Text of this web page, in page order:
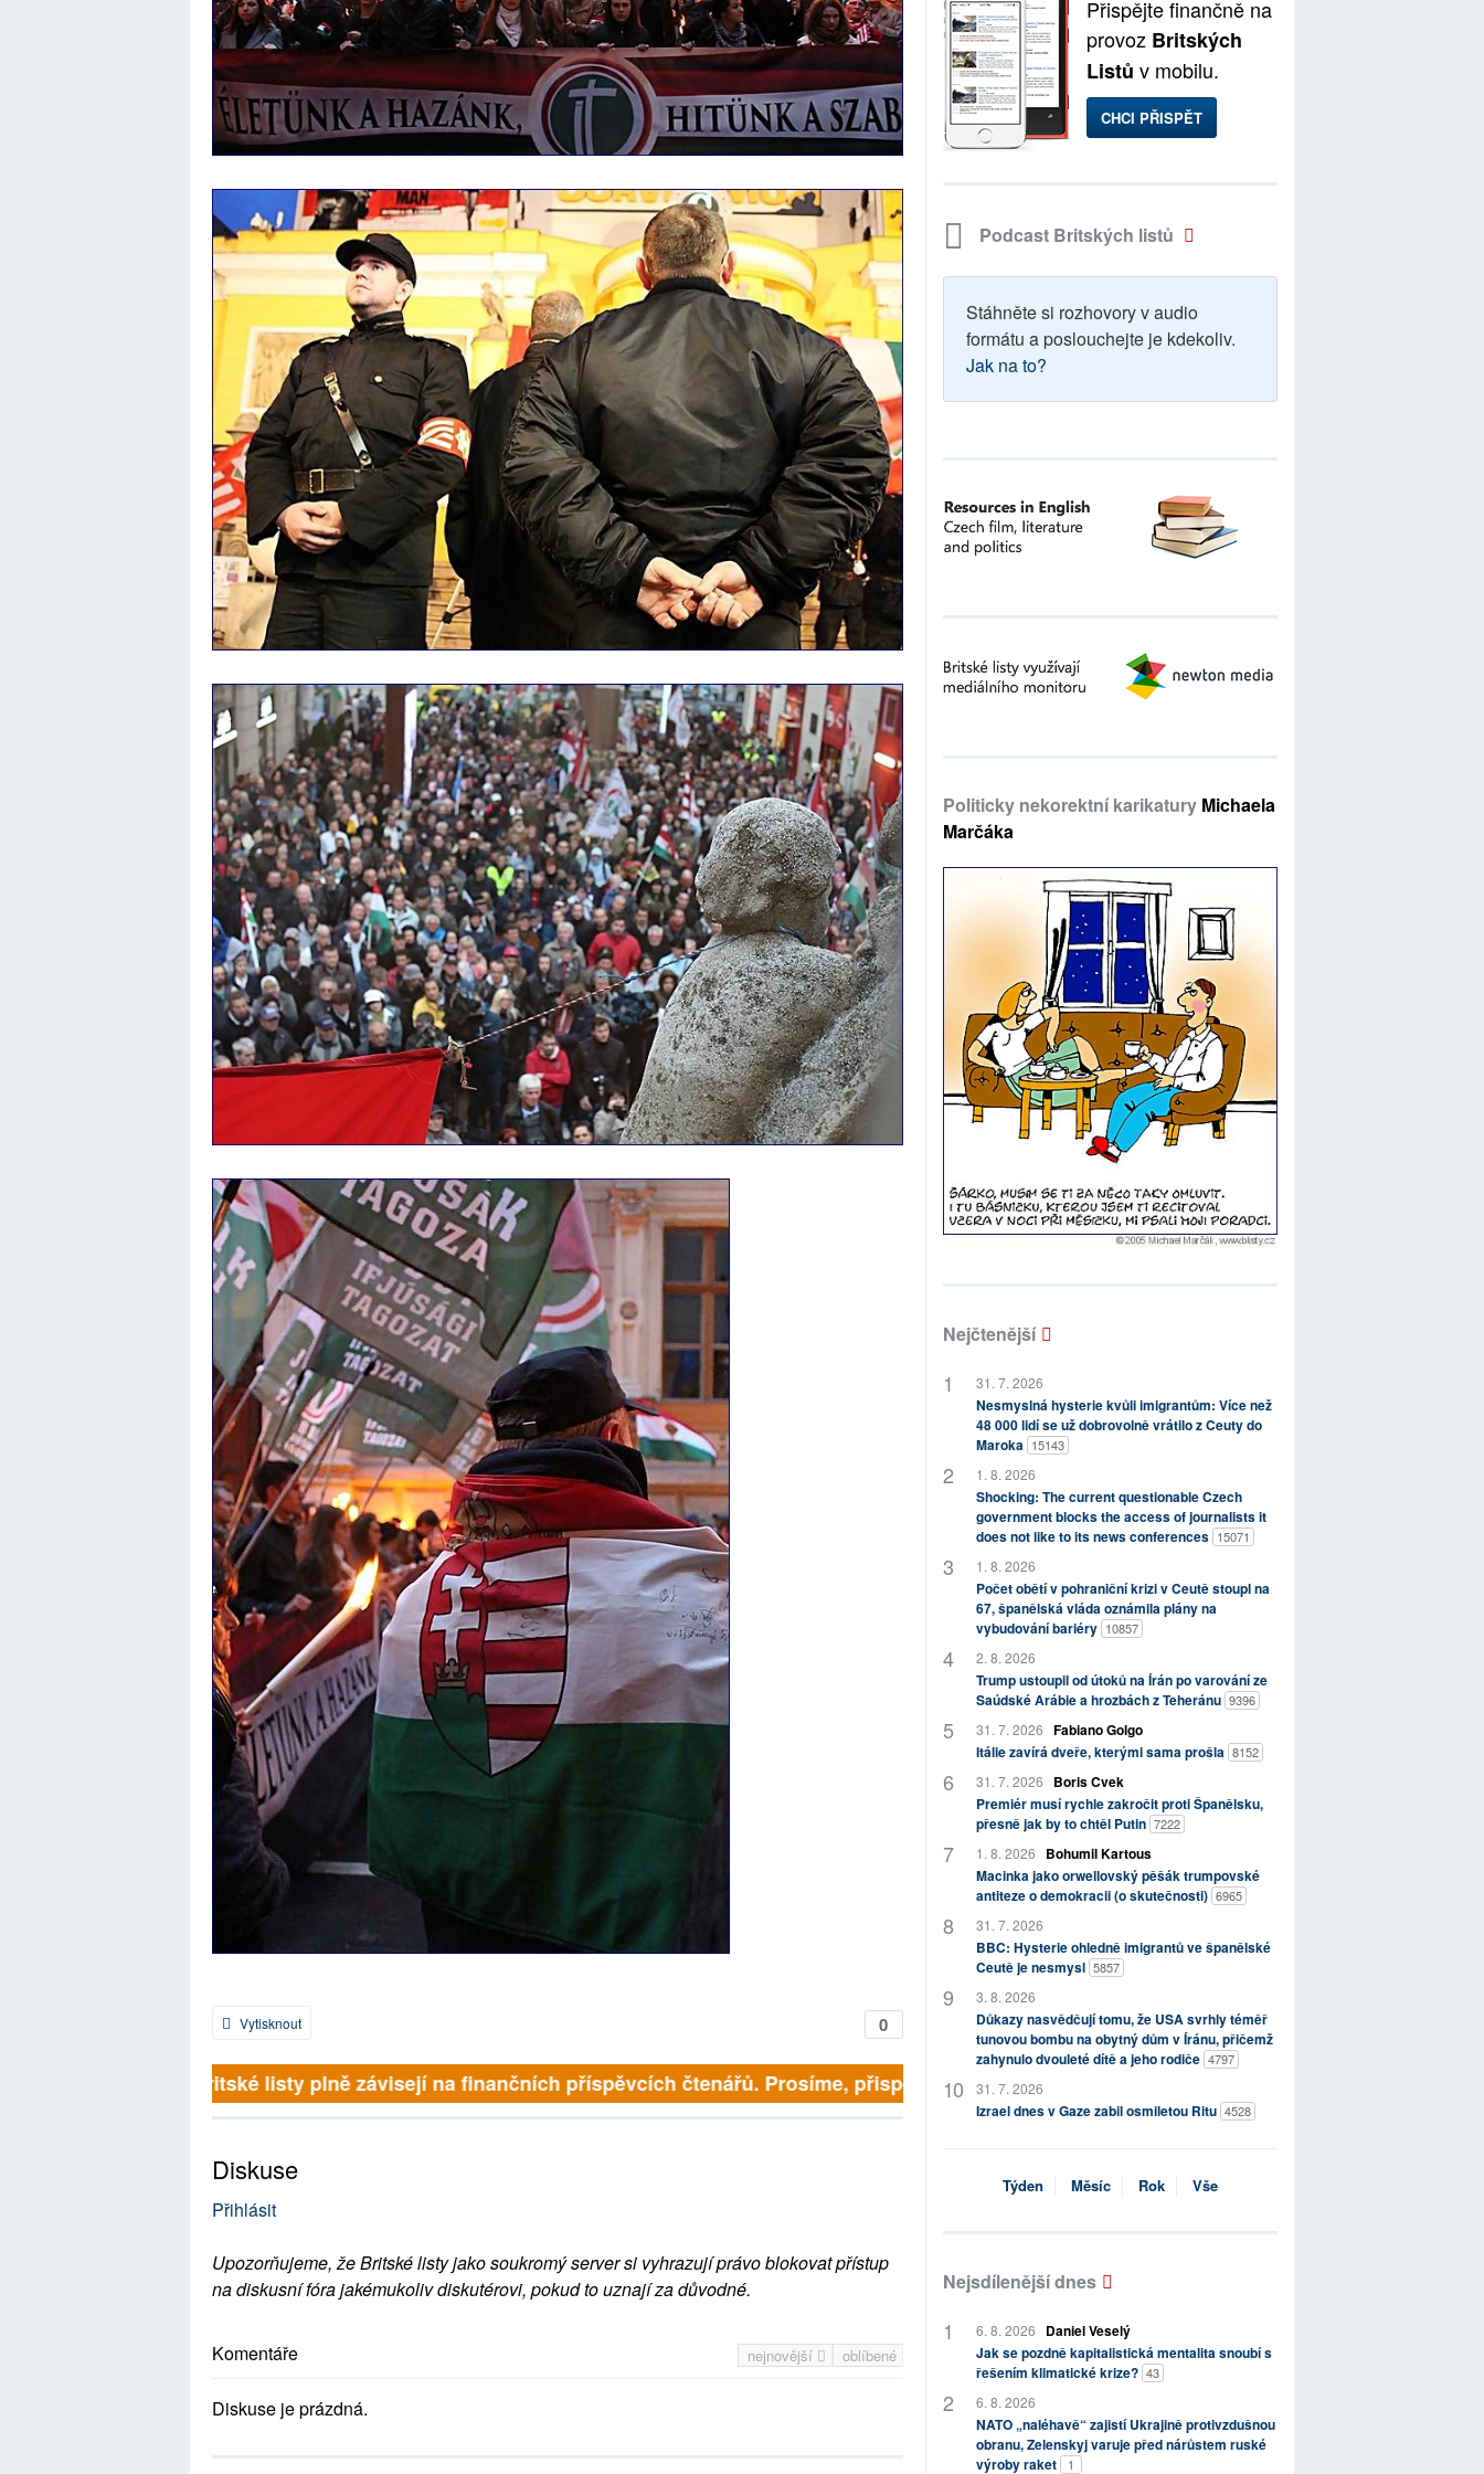
0
Vytisknout
Britské listy plně závisejí na finančních příspěvcích čtenářů. Prosíme, přispějte. ➥
Diskuse
Přihlásit
Upozorňujeme, že Britské listy jako soukromý server si vyhrazují právo blokovat přístup
na diskusní fóra jakémukoliv diskutérovi, pokud to uznají za důvodné.
nejnovější oblíbené
Komentáře
Diskuse je prázdná.
Přispějte finančně na
provoz Britských
Listů v mobilu.
CHCI PŘISPĚT
Podcast Britských listů
Stáhněte si rozhovory v audio
formátu a poslouchejte je kdekoliv.
Jak na to?
Politicky nekorektní karikatury Michaela
Marčáka
Nejčtenější
31. 7. 2026
Nesmyslná hysterie kvůli imigrantům: Více než
48 000 lidí se už dobrovolně vrátilo z Ceuty do
Maroka 15143
1. 8. 2026
Shocking: The current questionable Czech
government blocks the access of journalists it
does not like to its news conferences 15071
1. 8. 2026
Počet obětí v pohraniční krizi v Ceutě stoupl na
67, španělská vláda oznámila plány na
vybudování bariéry 10857
2. 8. 2026
Trump ustoupil od útoků na Írán po varování ze
Saúdské Arábie a hrozbách z Teheránu 9396
31. 7. 2026 Fabiano Golgo
Itálie zavírá dveře, kterými sama prošla 8152
31. 7. 2026
Boris Cvek
Premiér musí rychle zakročit proti Španělsku,
přesně jak by to chtěl Putin 7222
1. 8. 2026
Bohumil Kartous
Macinka jako orwellovský pěšák trumpovské
antiteze o demokracii (o skutečnosti) 6965
31. 7. 2026
BBC: Hysterie ohledně imigrantů ve španělské
Ceutě je nesmysl 5857
3. 8. 2026
Důkazy nasvědčují tomu, že USA svrhly téměř
tunovou bombu na obytný dům v Íránu, přičemž
zahynulo dvouleté dítě a jeho rodiče 4797
31. 7. 2026
Izrael dnes v Gaze zabil osmiletou Ritu 4528
Týden Měsíc Rok Vše
Nejsdílenější dnes
6. 8. 2026
Daniel Veselý
Jak se pozdně kapitalistická mentalita snoubí s
řešením klimatické krize? 43
6. 8. 2026
NATO „naléhavě“ zajistí Ukrajině protivzdušnou
obranu, Zelenskyj varuje před nárůstem ruské
výroby raket
1